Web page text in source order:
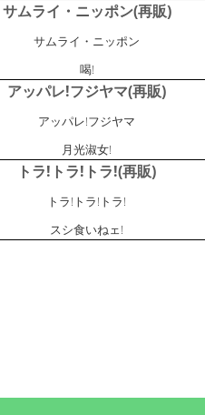
サムライ・ニッポン(再販)
サムライ・ニッポン
喝!
アッパレ!フジヤマ(再販)
アッパレ!フジヤマ
月光淑女!
トラ!トラ!トラ!(再販)
トラ!トラ!トラ!
スシ食いねェ!